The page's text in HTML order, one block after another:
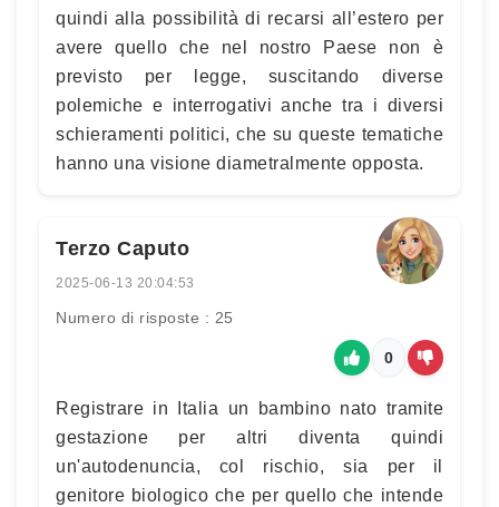
quindi alla possibilità di recarsi all’estero per
avere quello che nel nostro Paese non è
previsto per legge, suscitando diverse
polemiche e interrogativi anche tra i diversi
schieramenti politici, che su queste tematiche
hanno una visione diametralmente opposta.
Terzo Caputo
2025-06-13 20:04:53
Numero di risposte : 25
0
Registrare in Italia un bambino nato tramite
gestazione per altri diventa quindi
un'autodenuncia, col rischio, sia per il
genitore biologico che per quello che intende